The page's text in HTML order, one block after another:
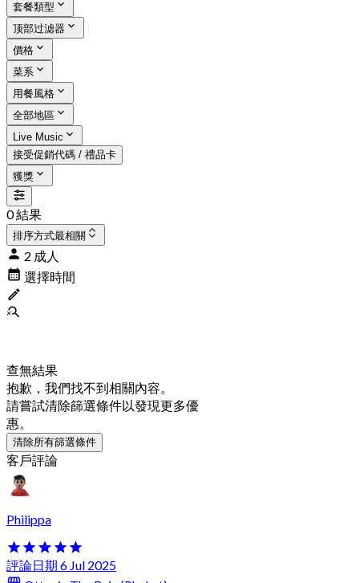
套餐類型
顶部过滤器
價格
菜系
用餐風格
全部地區
Live Music
接受促銷代碼 / 禮品卡
獲獎
0 結果
排序方式最相關
2 成人
選擇時間
查無結果
抱歉，我們找不到相關內容。
請嘗試清除篩選條件以發現更多優
惠。
清除所有篩選條件
客戶評論
Philippa
評論日期 6 Jul 2025